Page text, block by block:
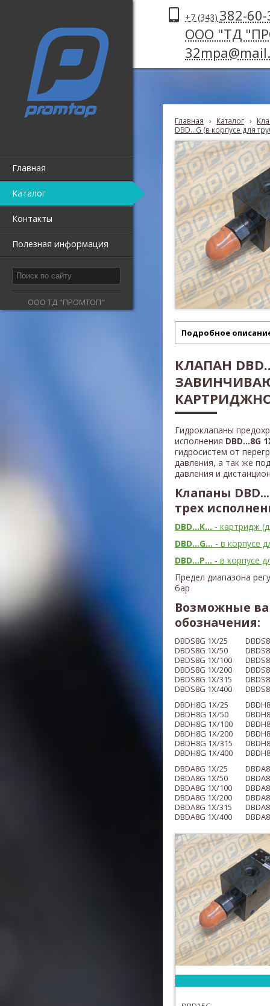
Главная
Каталог
Контакты
Полезная информация
ООО ТД "ПРОМТОП"
+7 (343) 382-
ООО "ТД
Главная › Каталог ›
DBD...G (в корпусе для
Подробное
КЛАПАН
Гидроклапаны
исполнения DBD...8G
гидросистем от
давления, а так же
давления и
Клапаны
трех
DBD...K... - картридж
DBD...G... - в корпусе
DBD...P... - в корпусе
Предел диапазона
бар
Возможные
обозначения:
DBDS8G 1X/25
DBDS8G 1X/50
DBDS8G 1X/100
DBDS8G 1X/200
DBDS8G 1X/315
DBDS8G 1X/400
DBDH8G 1X/25
DBDH8G 1X/50
DBDH8G 1X/100
DBDH8G 1X/200
DBDH8G 1X/315
DBDH8G 1X/400
DBDA8G 1X/25
DBDA8G 1X/50
DBDA8G 1X/100
DBDA8G 1X/200
DBDA8G 1X/315
DBDA8G 1X/400